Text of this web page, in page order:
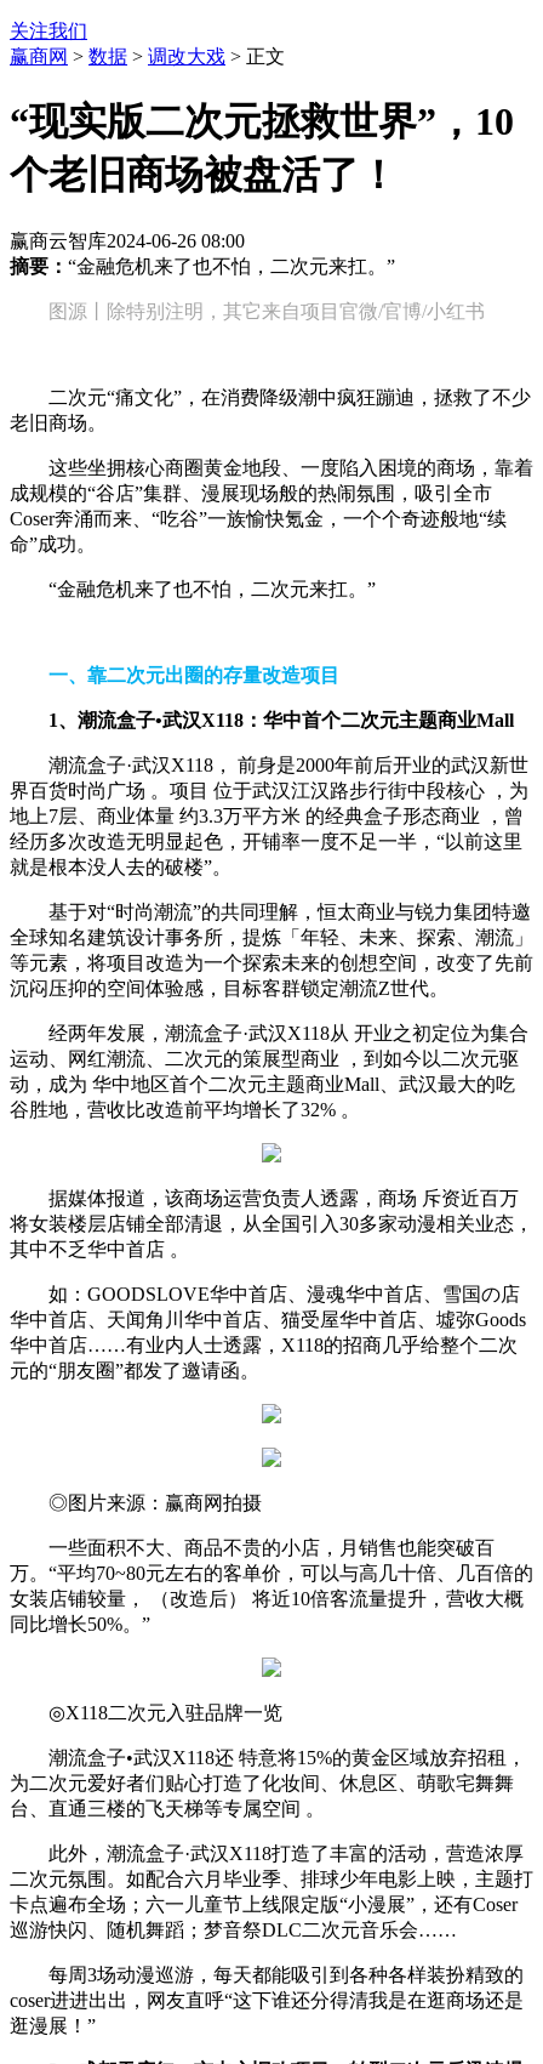
关注我们
赢商网 > 数据 > 调改大戏 > 正文
“现实版二次元拯救世界”，10
个老旧商场被盘活了！
赢商云智库2024-06-26 08:00
摘要： “金融危机来了也不怕，二次元来扛。”
图源丨除特别注明，其它来自项目官微/官博/小红书
二次元“痛文化”，在消费降级潮中疯狂蹦迪，拯救了不少
老旧商场。
这些坐拥核心商圈黄金地段、一度陷入困境的商场，靠着
成规模的“谷店”集群、漫展现场般的热闹氛围，吸引全市
Coser奔涌而来、“吃谷”一族愉快氪金，一个个奇迹般地“续
命”成功。
“金融危机来了也不怕，二次元来扛。”
一、靠二次元出圈的存量改造项目
1、潮流盒子•武汉X118： 华中首个二次元主题商业Mall
潮流盒子·武汉X118， 前身是2000年前后开业的武汉新世
界百货时尚广场 。项目 位于武汉江汉路步行街中段核心 ，为
地上7层、商业体量 约3.3万平方米 的经典盒子形态商业 ，曾
经历多次改造无明显起色，开铺率一度不足一半，“以前这里
就是根本没人去的破楼”。
基于对“时尚潮流”的共同理解，恒太商业与锐力集团特邀
全球知名建筑设计事务所，提炼「年轻、未来、探索、潮流」
等元素，将项目改造为一个探索未来的创想空间，改变了先前
沉闷压抑的空间体验感，目标客群锁定潮流Z世代。
经两年发展，潮流盒子·武汉X118从 开业之初定位为集合
运动、网红潮流、二次元的策展型商业 ，到如今以二次元驱
动，成为 华中地区首个二次元主题商业Mall、武汉最大的吃
谷胜地，营收比改造前平均增长了32% 。
据媒体报道，该商场运营负责人透露，商场 斥资近百万
将女装楼层店铺全部清退，从全国引入30多家动漫相关业态，
其中不乏华中首店 。
如：GOODSLOVE华中首店、漫魂华中首店、雪国の店
华中首店、天闻角川华中首店、猫受屋华中首店、墟弥Goods
华中首店……有业内人士透露，X118的招商几乎给整个二次
元的“朋友圈”都发了邀请函。
◎图片来源：赢商网拍摄
一些面积不大、商品不贵的小店，月销售也能突破百
万。“平均70~80元左右的客单价，可以与高几十倍、几百倍的
女装店铺较量， （改造后） 将近10倍客流量提升，营收大概
同比增长50%。”
◎X118二次元入驻品牌一览
潮流盒子•武汉X118还 特意将15%的黄金区域放弃招租，
为二次元爱好者们贴心打造了化妆间、休息区、萌歌宅舞舞
台、直通三楼的飞天梯等专属空间 。
此外，潮流盒子·武汉X118打造了丰富的活动，营造浓厚
二次元氛围。如配合六月毕业季、排球少年电影上映，主题打
卡点遍布全场；六一儿童节上线限定版“小漫展”，还有Coser
巡游快闪、随机舞蹈；梦音祭DLC二次元音乐会……
每周3场动漫巡游，每天都能吸引到各种各样装扮精致的
coser进进出出，网友直呼“这下谁还分得清我是在逛商场还是
逛漫展！”